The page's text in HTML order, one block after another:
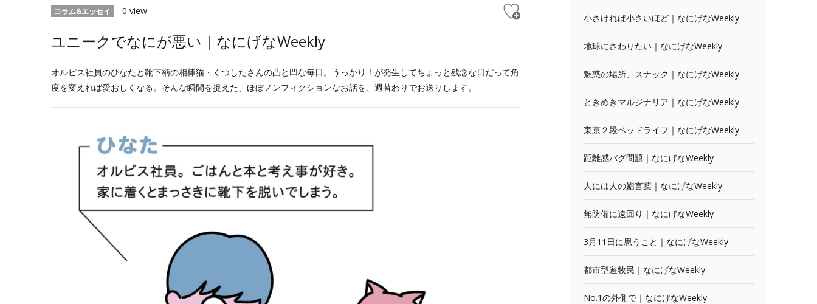
コラム&エッセイ 0 view
ユニークでなにが悪い｜なにげなWeekly
オルビス社員のひなたと靴下柄の相棒猫・くつしたさんの凸と凹な毎日。うっかり！が発生してちょっと残念な日だって角
度を変えれば愛おしくなる。そんな瞬間を捉えた、ほぼノンフィクションなお話を、週替わりでお送りします。
小さければ小さいほど｜なにげなWeekly
地球にさわりたい｜なにげなWeekly
魅惑の場所、スナック｜なにげなWeekly
ときめきマルジナリア｜なにげなWeekly
東京２段ベッドライフ｜なにげなWeekly
距離感バグ問題｜なにげなWeekly
人には人の鮨言葉｜なにげなWeekly
無防備に遠回り｜なにげなWeekly
3月11日に思うこと｜なにげなWeekly
都市型遊牧民｜なにげなWeekly
No.1の外側で｜なにげなWeekly